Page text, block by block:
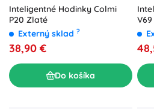
Inteligentné Hodinky Colmi
P20 Zlaté
Externý sklad ?
38,90 €
Do košíka